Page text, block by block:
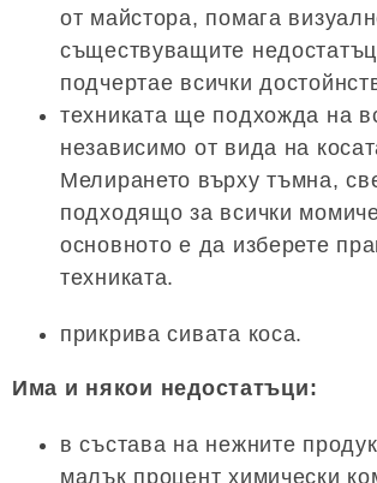
от майстора, помага
съществуващите
подчертае всички
техниката ще подхожда на
независимо от вида на
Мелирането върху тъмна,
подходящо за всички
основното е да изберете
техниката.
прикрива сивата коса.
Има и някои недостатъци:
в състава на нежните
малък процент химически